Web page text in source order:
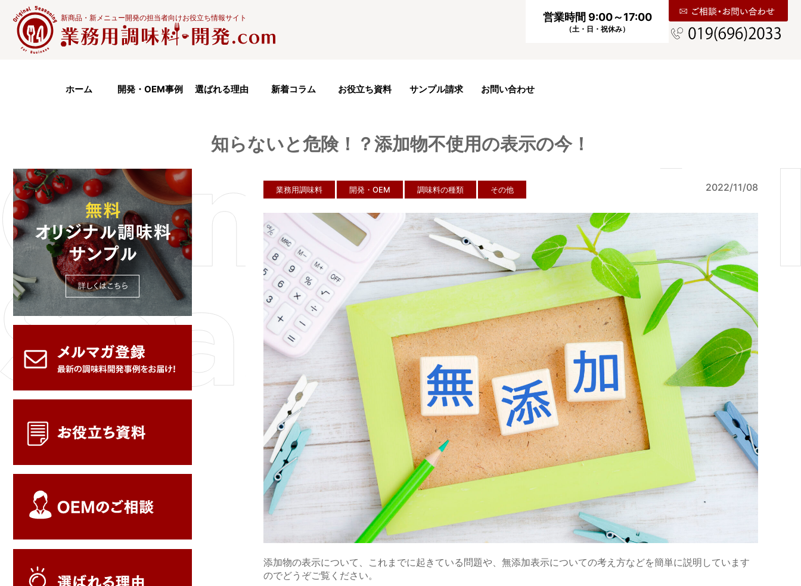
新商品・新メニュー開発の担当者向けお役立ち情報サイト 営業時間 9:00～17:00
（土・日・祝休み）
ホーム 開発・OEM事例 選ばれる理由 新着コラム お役立ち資料 サンプル請求 お問い合わせ
知らないと危険！？添加物不使用の表示の今！
業務用調味料 開発・OEM 調味料の種類 その他 2022/11/08
添加物の表示について、これまでに起きている問題や、無添加表示についての考え方などを簡単に説明しています
のでどうぞご覧ください。